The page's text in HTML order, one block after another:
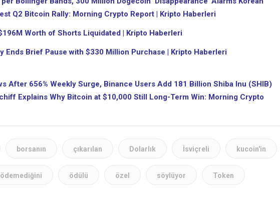
Q2 Bitcoin Rally: Morning Crypto Report | Kripto Haberleri
Worth of Shorts Liquidated | Kripto Haberleri
Ends Brief Pause with $330 Million Purchase | Kripto Haberleri
After 656% Weekly Surge, Binance Users Add 181 Billion Shiba Inu (SHIB)
Explains Why Bitcoin at $10,000 Still Long-Term Win: Morning Crypto
borsanın çıkarılan Dolarlık İsviçreli kucoin'in
ödemediğini ödülü özel söylüyor Token